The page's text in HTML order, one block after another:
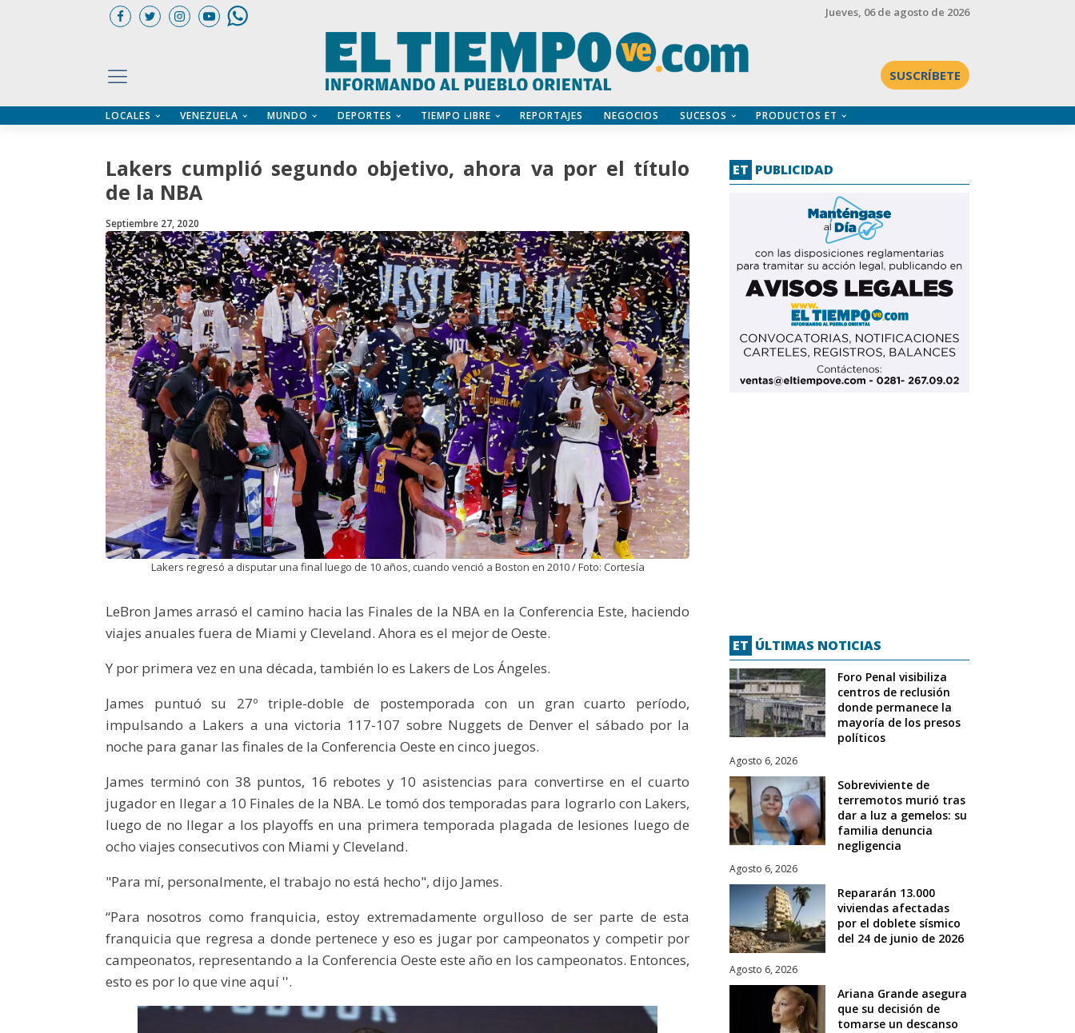
Jueves, 06 de agosto de 2026
SUSCRÍBETE
LOCALES VENEZUELA MUNDO DEPORTES TIEMPO LIBRE REPORTAJES NEGOCIOS SUCESOS PRODUCTOS ET
Lakers cumplió segundo objetivo, ahora va por el título
de la NBA
Septiembre 27, 2020
Lakers regresó a disputar una final luego de 10 años, cuando venció a Boston en 2010 / Foto: Cortesía
LeBron James arrasó el camino hacia las Finales de la NBA en la Conferencia Este, haciendo
viajes anuales fuera de Miami y Cleveland. Ahora es el mejor de Oeste.
Y por primera vez en una década, también lo es Lakers de Los Ángeles.
James puntuó su 27º triple-doble de postemporada con un gran cuarto período,
impulsando a Lakers a una victoria 117-107 sobre Nuggets de Denver el sábado por la
noche para ganar las finales de la Conferencia Oeste en cinco juegos.
James terminó con 38 puntos, 16 rebotes y 10 asistencias para convertirse en el cuarto
jugador en llegar a 10 Finales de la NBA. Le tomó dos temporadas para lograrlo con Lakers,
luego de no llegar a los playoffs en una primera temporada plagada de lesiones luego de
ocho viajes consecutivos con Miami y Cleveland.
"Para mí, personalmente, el trabajo no está hecho", dijo James.
“Para nosotros como franquicia, estoy extremadamente orgulloso de ser parte de esta
franquicia que regresa a donde pertenece y eso es jugar por campeonatos y competir por
campeonatos, representando a la Conferencia Oeste este año en los campeonatos. Entonces,
esto es por lo que vine aquí ''.
ET PUBLICIDAD
ET ÚLTIMAS NOTICIAS
Foro Penal visibiliza
centros de reclusión
donde permanece la
mayoría de los presos
políticos
Agosto 6, 2026
Sobreviviente de
terremotos murió tras
dar a luz a gemelos: su
familia denuncia
negligencia
Agosto 6, 2026
Repararán 13.000
viviendas afectadas
por el doblete sísmico
del 24 de junio de 2026
Agosto 6, 2026
Ariana Grande asegura
que su decisión de
tomarse un descanso